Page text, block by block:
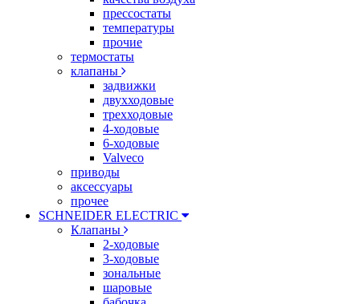
прессостаты
температуры
прочие
термостаты
клапаны
задвижки
двухходовые
трехходовые
4-ходовые
6-ходовые
Valveco
приводы
аксессуары
прочее
SCHNEIDER ELECTRIC
Клапаны
2-ходовые
3-ходовые
зональные
шаровые